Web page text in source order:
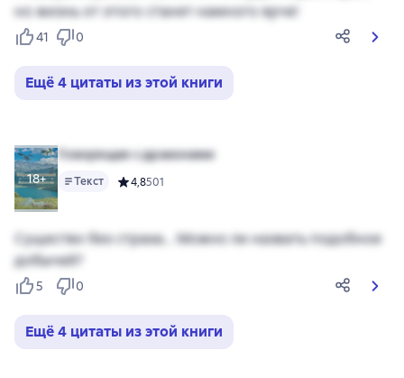
но жизнь от этого станет намного ярче!
41 0
Ещё 4 цитаты из этой книги
18+
Говорящая с драконами
Текст Средний рейтинг 4,8 на основе 501 оценок
4,8501
Существо без страха… Можно ли назвать подобное
добычей?
5 0
Ещё 4 цитаты из этой книги